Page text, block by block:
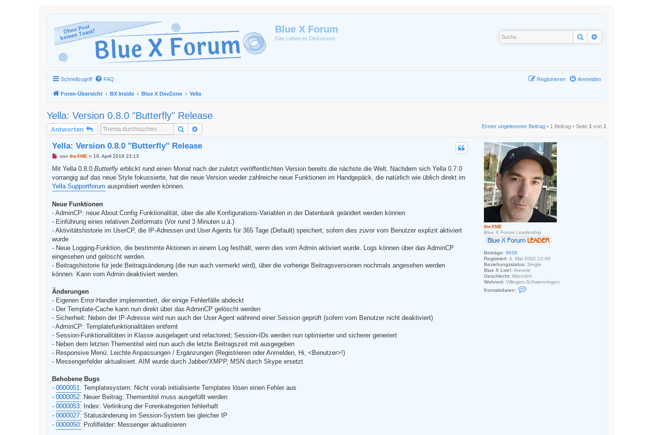
Blue X Forum
Das Leben ist Diskussion Suche
Schnellzugriff FAQ Anmelden
Registrieren
Foren-Übersicht BX Inside Blue X DevZone Yella
Yella: Version 0.8.0 "Butterfly" Release
Antworten Suche Erster ungelesener Beitrag • 1 Beitrag • Seite 1 von 1
theXME
Blue X Forum Leadership
Beiträge: 9658
Registriert: 4. Mai 2002 12:00
Beziehungsstatus: Single
Blue X Live!: thexme
Geschlecht: Männlich
Wohnort: Villingen-Schwenningen
Kontaktdaten:
Yella: Version 0.8.0 "Butterfly" Release
U
g
l
e
s
n
e
r
B
e
i
t
r
a
g
von theXME » 19. April 2018 23:13
Mit Yella 0.8.0 Butterfly erblickt rund einen Monat nach der zuletzt veröffentlichten Version bereits die nächste die Welt. Nachdem sich Yella 0.7.0
vorrangig auf das neue Style fokussierte, hat die neue Version wieder zahlreiche neue Funktionen im Handgepäck, die natürlich wie üblich direkt im
Yella Supportforum ausprobiert werden können.
Neue Funktionen
- AdminCP: neue About:Config Funktionalität, über die alle Konfigurations-Variablen in der Datenbank geändert werden können
- Einführung eines relativen Zeitformats (Vor rund 3 Minuten u.ä.)
- Aktivitätshistorie im UserCP, die IP-Adressen und User Agents für 365 Tage (Default) speichert, sofern dies zuvor vom Benutzer explizit aktiviert
wurde
- Neue Logging-Funktion, die bestimmte Aktionen in einem Log festhält, wenn dies vom Admin aktiviert wurde. Logs können über das AdminCP
eingesehen und gelöscht werden.
- Beitragshistorie für jede Beitragsänderung (die nun auch vermerkt wird), über die vorherige Beitragsversionen nochmals angesehen werden
können. Kann vom Admin deaktiviert werden.
Änderungen
- Eigenen Error-Handler implementiert, der einige Fehlerfälle abdeckt
- Der Template-Cache kann nun direkt über das AdminCP gelöscht werden
- Sicherheit: Neben der IP-Adresse wird nun auch der User Agent während einer Session geprüft (sofern vom Benutzer nicht deaktiviert)
- AdminCP: Templatefunktionalitäten entfernt
- Session-Funktionalitäten in Klasse ausgelagert und refactored; Session-IDs werden nun optimierter und sicherer generiert
- Neben dem letzten Thementitel wird nun auch die letzte Beitragszeit mit ausgegeben
- Responsive Menü: Leichte Anpassungen / Ergänzungen (Registrieren oder Anmelden, Hi, <Benutzer>!)
- Messengerfelder aktualisiert. AIM wurde durch Jabber/XMPP, MSN durch Skype ersetzt
Behobene Bugs
- 0000051: Templatesystem: Nicht vorab initialisierte Templates lösen einen Fehler aus
- 0000052: Neuer Beitrag: Thementitel muss ausgefüllt werden
- 0000053: Index: Verlinkung der Forenkategorien fehlerhaft
- 0000027: Statusänderung im Session-System bei gleicher IP
- 0000050: Profilfelder: Messenger aktualisieren